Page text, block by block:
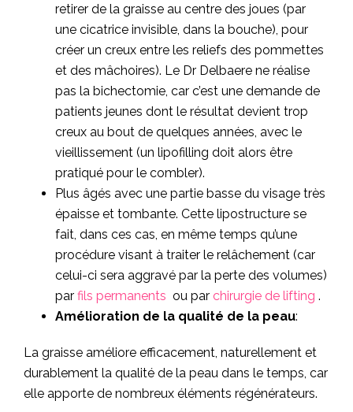
retirer de la graisse au centre des joues (par
une cicatrice invisible, dans la bouche), pour
créer un creux entre les reliefs des pommettes
et des mâchoires). Le Dr Delbaere ne réalise
pas la bichectomie, car c’est une demande de
patients jeunes dont le résultat devient trop
creux au bout de quelques années, avec le
vieillissement (un lipofilling doit alors être
pratiqué pour le combler).
Plus âgés avec une partie basse du visage très
épaisse et tombante. Cette lipostructure se
fait, dans ces cas, en même temps qu’une
procédure visant à traiter le relâchement (car
celui-ci sera aggravé par la perte des volumes)
par fils permanents ou par chirurgie de lifting .
Amélioration de la qualité de la peau:
La graisse améliore efficacement, naturellement et
durablement la qualité de la peau dans le temps, car
elle apporte de nombreux éléments régénérateurs.